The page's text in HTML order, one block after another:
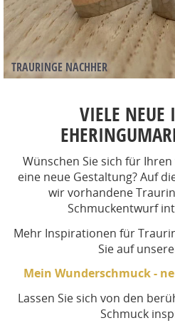
TRAURINGE NACHHER
VIELE NEUE
Wünschen Sie sich für
eine neue Gestaltung? Auf
wir vorhandene
Schmuckentwurf
Mehr Inspirationen für
Sie auf
Mein Wunderschmuck -
Lassen Sie sich von den
Schmuck